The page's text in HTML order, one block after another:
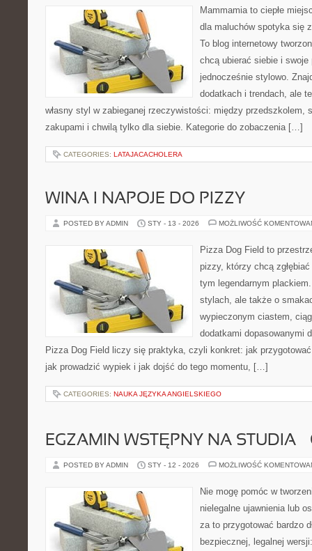
Mammamia to ciepłe
dla maluchów spotyka się
To blog internetowy
chcą ubierać siebie i
jednocześnie stylowo.
dodatkach i trendach, ale
własny styl w zabieganej rzeczywistości: między przedszkolem,
zakupami i chwilą tylko dla siebie. Kategorie do zobaczenia […]
CATEGORIES: LATAJACACHOLERA
WINA I NAPOJE DO PIZZY
POSTED BY ADMIN STY - 13 - 2026 MOŻLIWOŚĆ
Pizza Dog Field to
pizzy, którzy chcą
tym legendarnym
stylach, ale także o
wypieczonym ciastem,
dodatkami dopasowanymi
Pizza Dog Field liczy się praktyka, czyli konkret: jak
jak prowadzić wypiek i jak dojść do tego momentu, […]
CATEGORIES: NAUKA JĘZYKA ANGIELSKIEGO
EGZAMIN WSTĘPNY NA STUDIA –
POSTED BY ADMIN STY - 12 - 2026 MOŻLIWOŚĆ
Nie mogę pomóc w
nielegalne ujawnienia lub
za to przygotować bardzo
bezpiecznej, legalnej